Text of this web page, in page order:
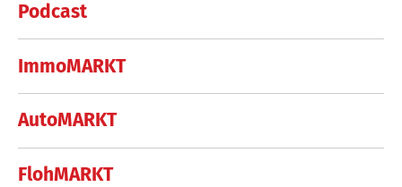
Podcast
ImmoMARKT
AutoMARKT
FlohMARKT